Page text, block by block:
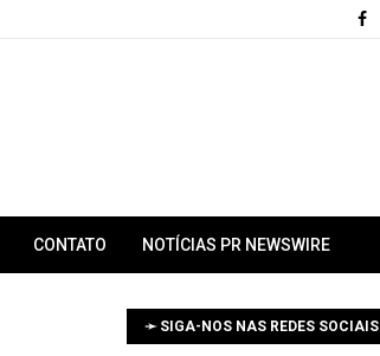
CONTATO NOTÍCIAS PR NEWSWIRE
➛ SIGA-NOS NAS REDES SOCIAIS